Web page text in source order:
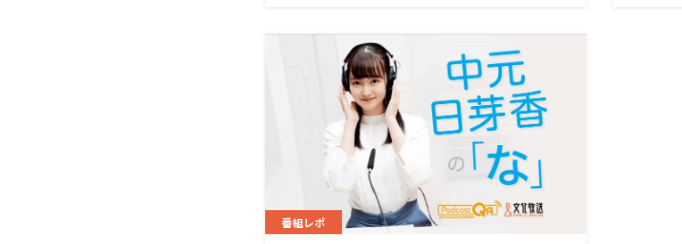
ウンセラーとクライアントの対話が話の肝
になっている作品」
番組レポ